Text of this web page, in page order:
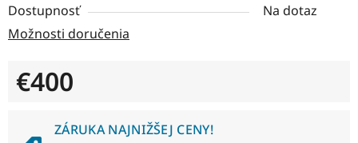
Dostupnosť
Na dotaz
Možnosti doručenia
€400
ZÁRUKA NAJNIŽŠEJ CENY!